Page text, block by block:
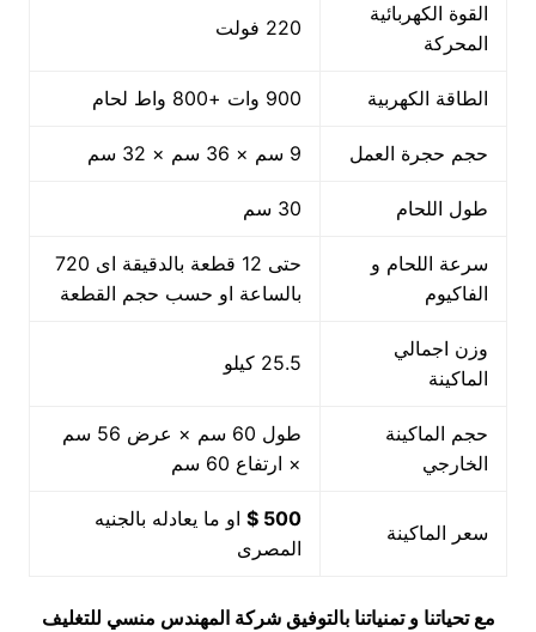
القوة الكهربائية
المحركة
220 فولت
الطاقة الكهربية 900 وات +800 واط لحام
حجم حجرة العمل 9 سم × 36 سم × 32 سم
طول اللحام 30 سم
سرعة اللحام و
الفاكيوم
حتى 12 قطعة بالدقيقة اى 720
بالساعة او حسب حجم القطعة
وزن اجمالي
الماكينة
25.5 كيلو
حجم الماكينة
الخارجي
طول 60 سم × عرض 56 سم
× ارتفاع 60 سم
سعر الماكينة
500 $
او ما يعادله بالجنيه
المصرى
مع تحياتنا و تمنياتنا بالتوفيق شركة المهندس منسي للتغليف